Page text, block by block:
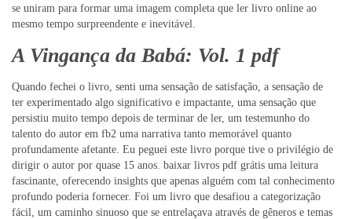
se uniram para formar uma imagem completa que ler livro online ao
mesmo tempo surpreendente e inevitável.
A Vingança da Babá: Vol. 1 pdf
Quando fechei o livro, senti uma sensação de satisfação, a sensação de
ter experimentado algo significativo e impactante, uma sensação que
persistiu muito tempo depois de terminar de ler, um testemunho do
talento do autor em fb2 uma narrativa tanto memorável quanto
profundamente afetante. Eu peguei este livro porque tive o privilégio de
dirigir o autor por quase 15 anos. baixar livros pdf grátis uma leitura
fascinante, oferecendo insights que apenas alguém com tal conhecimento
profundo poderia fornecer. Foi um livro que desafiou a categorização
fácil, um caminho sinuoso que se entrelaçava através de gêneros e temas